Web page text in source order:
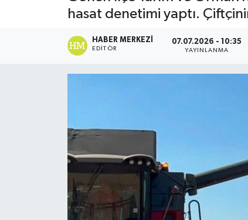
hasat denetimi yaptı.
HABER MERKEZI
EDITÖR
07.07.2026 - 10:35
YAYINLANMA
EĞİTİM
EKONOMİ
Haber Arşivi